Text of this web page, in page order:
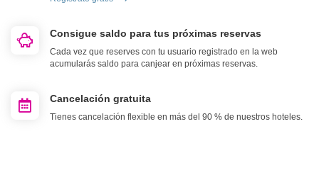
Consigue saldo para tus próximas reservas
Cada vez que reserves con tu usuario registrado en la web
acumularás saldo para canjear en próximas reservas.
Cancelación gratuita
Tienes cancelación flexible en más del 90 % de nuestros hoteles.